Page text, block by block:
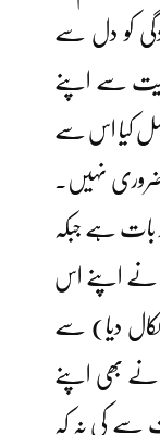
کو دل سے
سے اپنے
حاصل کیا اس سے
ضروری نہیں۔
بات ہے جبکہ
نے اپنے اس
دیا) سے
نے بھی اپنے
سے کی نہ کہ